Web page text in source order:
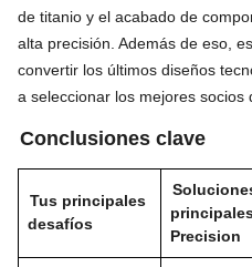
de titanio y el acabado de
alta precisión. Además de eso,
convertir los últimos diseños
a seleccionar los mejores socios
Conclusiones clave
Tus principales
desafíos
Precision